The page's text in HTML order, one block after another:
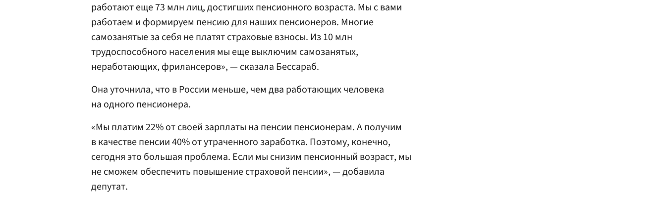
работают еще 73 млн лиц, достигших пенсионного возраста. Мы с вами
работаем и формируем пенсию для наших пенсионеров. Многие
самозанятые за себя не платят страховые взносы. Из 10 млн
трудоспособного населения мы еще выключим самозанятых,
неработающих, фрилансеров», — сказала Бессараб.
Она уточнила, что в России меньше, чем два работающих человека
на одного пенсионера.
«Мы платим 22% от своей зарплаты на пенсии пенсионерам. А получим
в качестве пенсии 40% от утраченного заработка. Поэтому, конечно,
сегодня это большая проблема. Если мы снизим пенсионный возраст, мы
не сможем обеспечить повышение страховой пенсии», — добавила
депутат.